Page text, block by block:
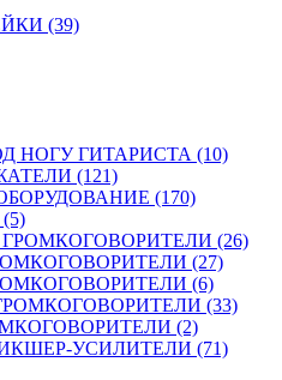
(39)
НОГУ ГИТАРИСТА (10)
(121)
(170)
(26)
(27)
(6)
(33)
(2)
УСИЛИТЕЛИ (71)